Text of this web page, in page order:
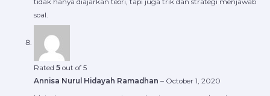
tidak hanya diajarkan teori, tapi juga trik dan strategi menjawab
soal.
Rated 5out of 5
Annisa Nurul Hidayah Ramadhan – October 1, 2020